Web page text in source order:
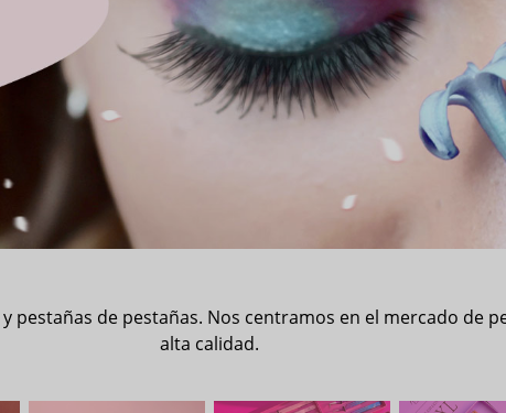
pestañas de pestañas. Nos centramos en el mercado de
alta calidad.